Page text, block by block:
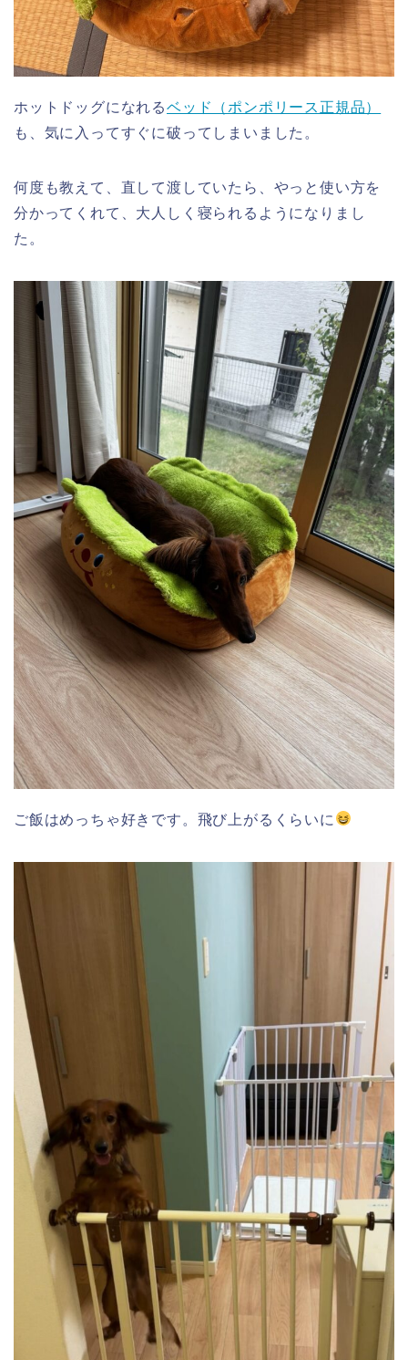
ホットドッグになれるベッド（ポンポリース正規品）
も、気に入ってすぐに破ってしまいました。
何度も教えて、直して渡していたら、やっと使い方を
分かってくれて、大人しく寝られるようになりまし
た。
ご飯はめっちゃ好きです。飛び上がるくらいに